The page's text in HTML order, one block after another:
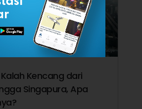
Kalah Kencang dari
Singapura, Apa